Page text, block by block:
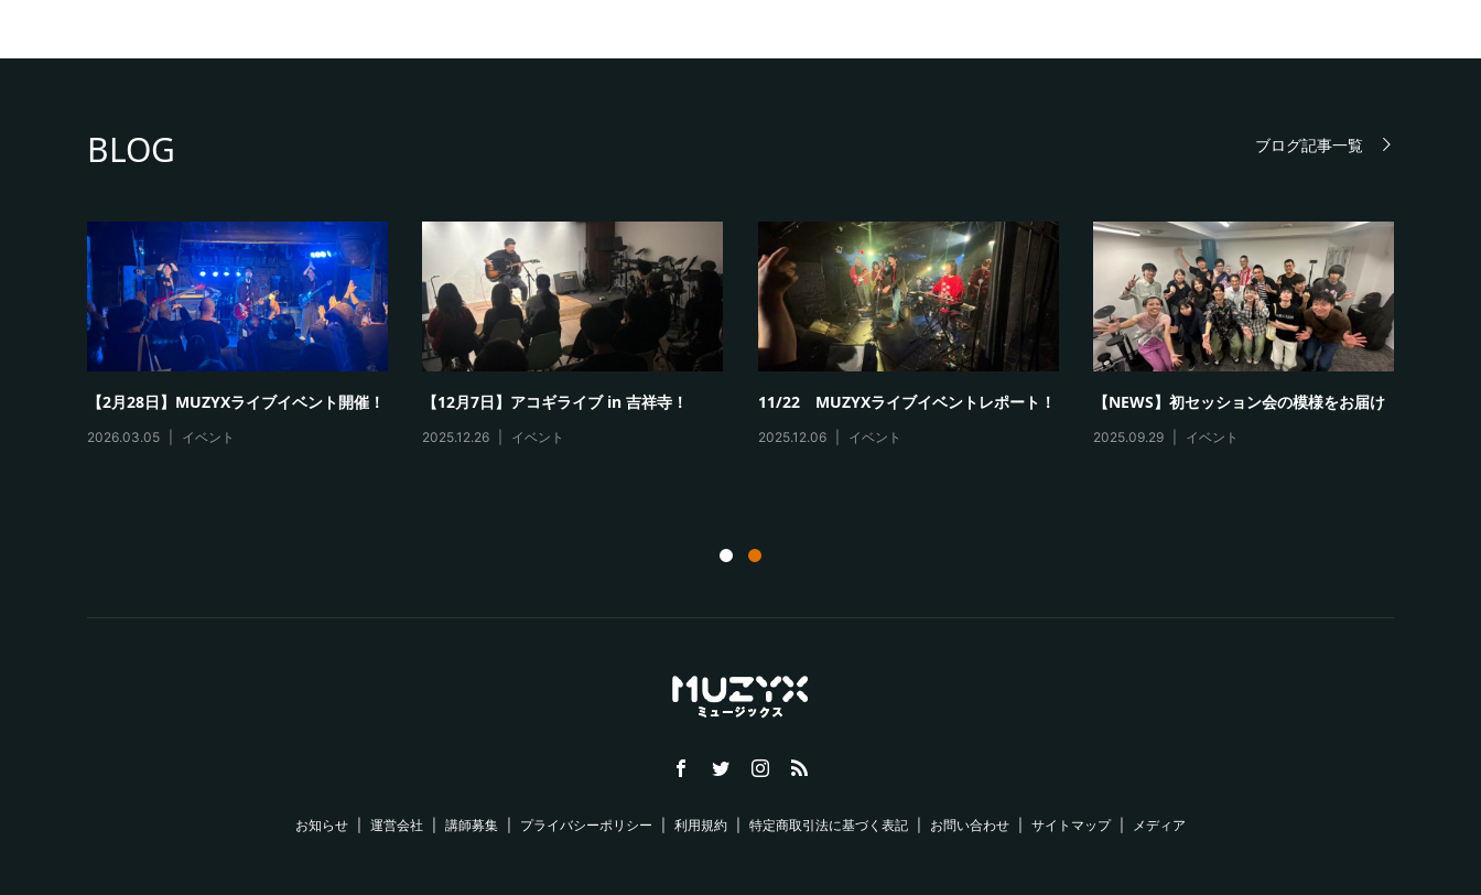
BLOG ブログ記事一覧
【6月27日】台風を越えてライブイベント
開催！
【5月24日】MUZYXライブイベント開催！
2026.06.20 イベント
新年度に入り続々と新店舗がオープンしま
した！
連日開催！セッションイベント開催！
2026.03.16 イベント
お知らせ 運営会社 講師募集 プライバシーポリシー 利用規約 特定商取引法に基づく表記 お問い合わせ サイトマップ メディア